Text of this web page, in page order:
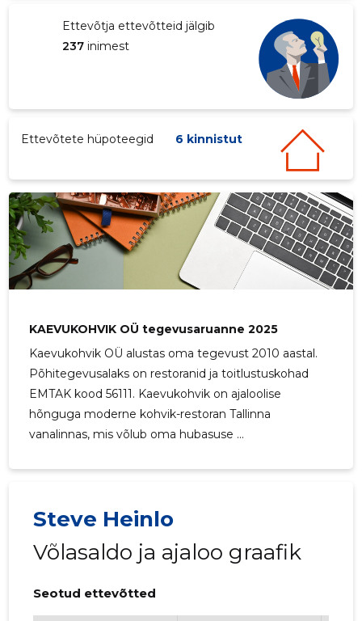
Ettevõtja ettevõtteid jälgib
237 inimest
Ettevõtete hüpoteegid 6 kinnistut
KAEVUKOHVIK OÜ tegevusaruanne 2025
Kaevukohvik OÜ alustas oma tegevust 2010 aastal.
Põhitegevusalaks on restoranid ja toitlustuskohad
EMTAK kood 56111. Kaevukohvik on ajaloolise
hõnguga moderne kohvik-restoran Tallinna
vanalinnas, mis võlub oma hubasuse ...
Steve Heinlo
Võlasaldo ja ajaloo graafik
Seotud ettevõtted